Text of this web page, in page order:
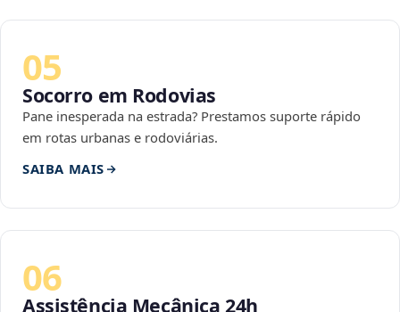
05
Socorro em Rodovias
Pane inesperada na estrada? Prestamos suporte rápido
em rotas urbanas e rodoviárias.
SAIBA MAIS
06
Assistência Mecânica 24h